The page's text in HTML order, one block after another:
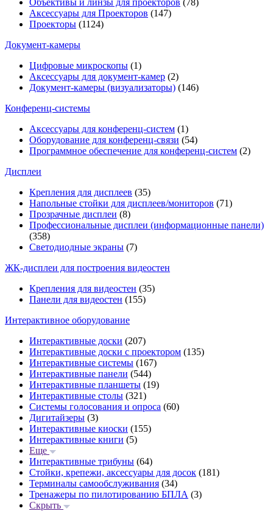
Объективы и линзы для проекторов (78)
Аксессуары для Проекторов (147)
Проекторы (1124)
Документ-камеры
Цифровые микроскопы (1)
Аксессуары для документ-камер (2)
Документ-камеры (визуализаторы) (146)
Конференц-системы
Аксессуары для конференц-систем (1)
Оборудование для конференц-связи (54)
Программное обеспечение для конференц-систем (2)
Дисплеи
Крепления для дисплеев (35)
Напольные стойки для дисплеев/мониторов (71)
Прозрачные дисплеи (8)
Профессиональные дисплеи (информационные панели)
(358)
Светодиодные экраны (7)
ЖК-дисплеи для построения видеостен
Крепления для видеостен (35)
Панели для видеостен (155)
Интерактивное оборудование
Интерактивные доски (207)
Интерактивные доски с проектором (135)
Интерактивные системы (167)
Интерактивные панели (544)
Интерактивные планшеты (19)
Интерактивные столы (321)
Системы голосования и опроса (60)
Дигитайзеры (3)
Интерактивные киоски (155)
Интерактивные книги (5)
Еще
Интерактивные трибуны (64)
Стойки, крепежи, аксессуары для досок (181)
Терминалы самообслуживания (34)
Тренажеры по пилотированию БПЛА (3)
Скрыть